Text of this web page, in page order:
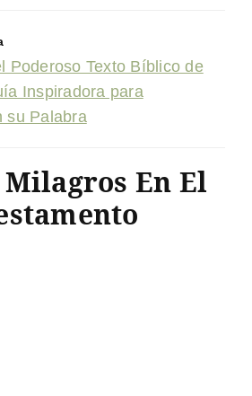
Poderoso Texto Bíblico de
Inspiradora para
su Palabra
En El